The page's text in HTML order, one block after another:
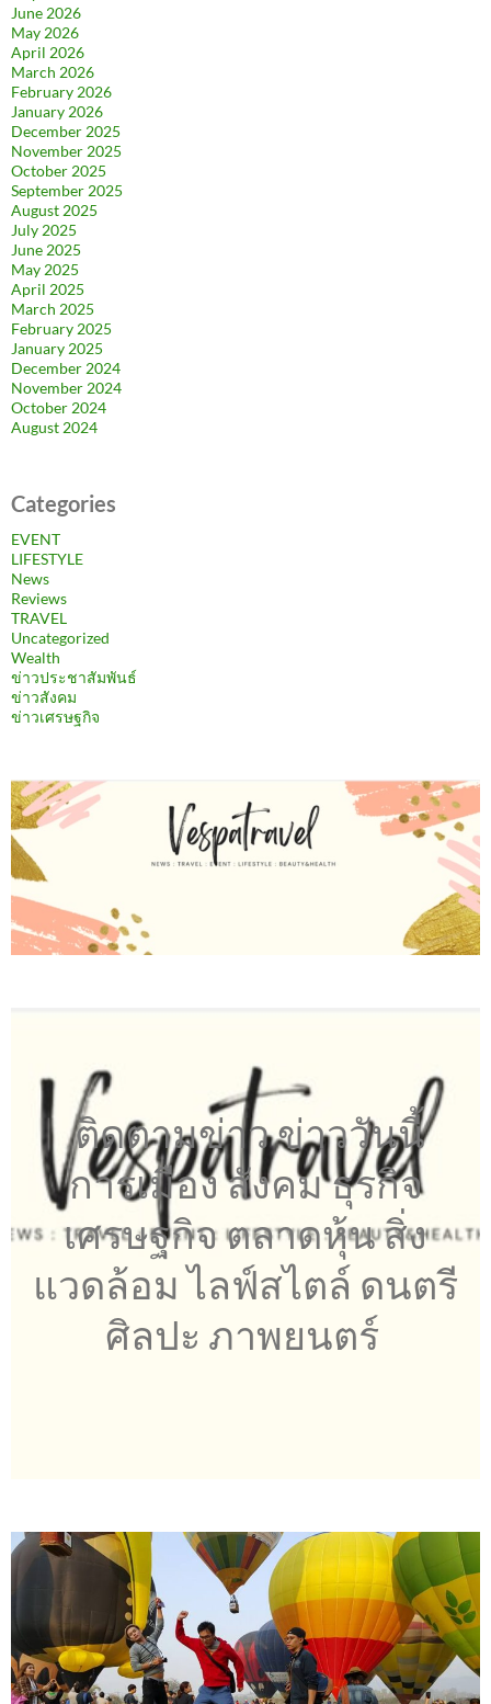
June 2026
May 2026
April 2026
March 2026
February 2026
January 2026
December 2025
November 2025
October 2025
September 2025
August 2025
July 2025
June 2025
May 2025
April 2025
March 2025
February 2025
January 2025
December 2024
November 2024
October 2024
August 2024
Categories
EVENT
LIFESTYLE
News
Reviews
TRAVEL
Uncategorized
Wealth
ข่าวประชาสัมพันธ์
ข่าวสังคม
ข่าวเศรษฐกิจ
ติดตามข่าว ข่าววันนี้
การเมือง สังคม ธุรกิจ
เศรษฐกิจ ตลาดหุ้น สิ่ง
แวดล้อม ไลฟ์สไตล์ ดนตรี
ศิลปะ ภาพยนตร์